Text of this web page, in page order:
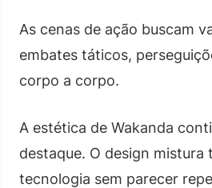
As cenas de ação buscam
embates táticos,
corpo a corpo.
A estética de Wakanda
destaque. O design mistura
tecnologia sem parecer